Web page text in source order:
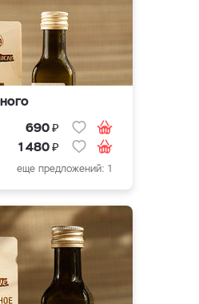
690₽
1 480₽
еще предложений: 1